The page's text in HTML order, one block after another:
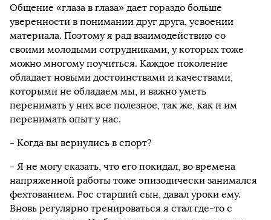
Общение «глаза в глаза» дает гораздо больше
уверенности в понимании друг друга, усвоении
материала. Поэтому я рад взаимодействию со
своими молодыми сотрудниками, у которых тоже
можно многому поучиться. Каждое поколение
обладает новыми достоинствами и качествами,
которыми не обладаем мы, и важно уметь
перенимать у них все полезное, так же, как и им
перенимать опыт у нас.
- Когда вы вернулись в спорт?
- Я не могу сказать, что его покидал, во времена
напряженной работы тоже эпизодически занимался
фехтованием. Рос старший сын, давал уроки ему.
Вновь регулярно тренироваться я стал где-то с